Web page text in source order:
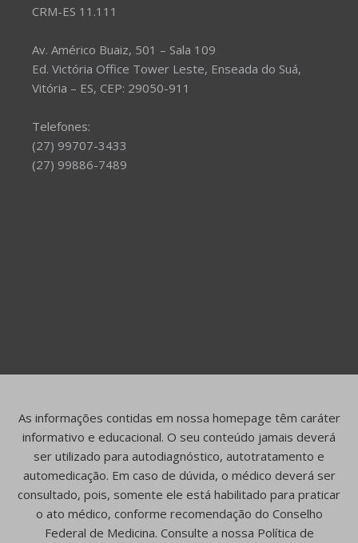
CRM-ES 11.111
Av. Américo Buaiz, 501 – Sala 109
Ed. Victória Office Tower Leste, Enseada do Suá,
Vitória – ES, CEP: 29050-911
Telefones:
(27) 99707-3433
(27) 99886-7489
As informações contidas em nossa homepage têm caráter
informativo e educacional. O seu conteúdo jamais deverá
ser utilizado para autodiagnóstico, autotratamento e
automedicação. Em caso de dúvida, o médico deverá ser
consultado, pois, somente ele está habilitado para praticar
o ato médico, conforme recomendação do Conselho
Federal de Medicina. Consulte a nossa Política de